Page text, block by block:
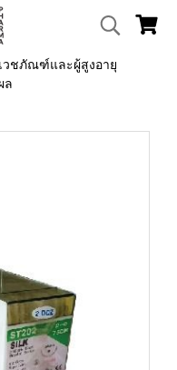
วชภัณฑ์และผู้สูงอายุ
ล